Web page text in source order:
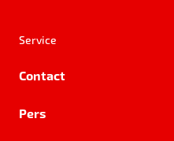
Service
Contact
Pers